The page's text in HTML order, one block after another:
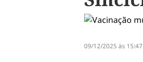
09/12/2025 às 15:47